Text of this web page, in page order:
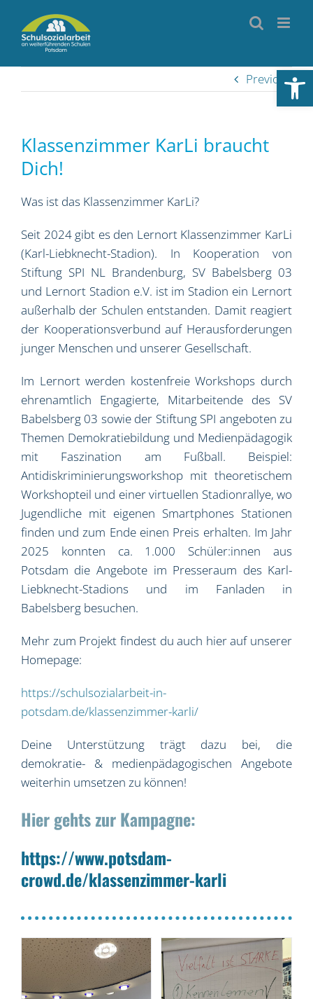
content
Previous
Klassenzimmer KarLi braucht
Dich!
Was ist das Klassenzimmer KarLi?
Seit 2024 gibt es den Lernort Klassenzimmer KarLi
(Karl-Liebknecht-Stadion). In Kooperation von
Stiftung SPI NL Brandenburg, SV Babelsberg 03
und Lernort Stadion e.V. ist im Stadion ein Lernort
außerhalb der Schulen entstanden. Damit reagiert
der Kooperationsverbund auf Herausforderungen
junger Menschen und unserer Gesellschaft.
Im Lernort werden kostenfreie Workshops durch
ehrenamtlich Engagierte, Mitarbeitende des SV
Babelsberg 03 sowie der Stiftung SPI angeboten zu
Themen Demokratiebildung und Medienpädagogik
mit Faszination am Fußball. Beispiel:
Antidiskriminierungsworkshop mit theoretischem
Workshopteil und einer virtuellen Stadionrallye, wo
Jugendliche mit eigenen Smartphones Stationen
finden und zum Ende einen Preis erhalten. Im Jahr
2025 konnten ca. 1.000 Schüler:innen aus
Potsdam die Angebote im Presseraum des Karl-
Liebknecht-Stadions und im Fanladen in
Babelsberg besuchen.
Mehr zum Projekt findest du auch hier auf unserer
Homepage:
https://schulsozialarbeit-in-
potsdam.de/klassenzimmer-karli/
Deine Unterstützung trägt dazu bei, die
demokratie- & medienpädagogischen Angebote
weiterhin umsetzen zu können!
Hier gehts zur Kampagne:
https://www.potsdam-
crowd.de/klassenzimmer-karli